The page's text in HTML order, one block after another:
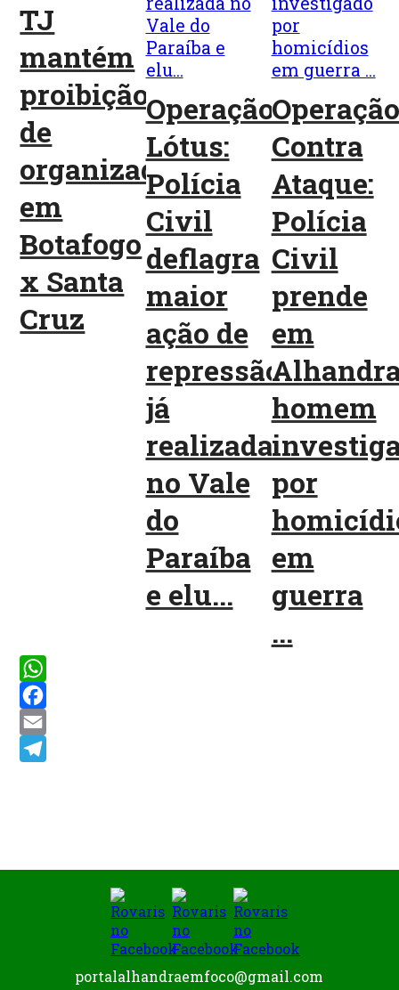
TJ
mantém
proibição
de
organizadas
em
Botafogo
x Santa
Cruz
Operação
Lótus:
Polícia
Civil
deflagra
maior
ação de
repressão
já
realizada
no Vale
do
Paraíba
e elu...
Operação
Contra
Ataque:
Polícia
Civil
prende
em
homem
por
em
guerra
...
WhatsApp
Facebook
Email
portalalhandraemfoco@gmail.com